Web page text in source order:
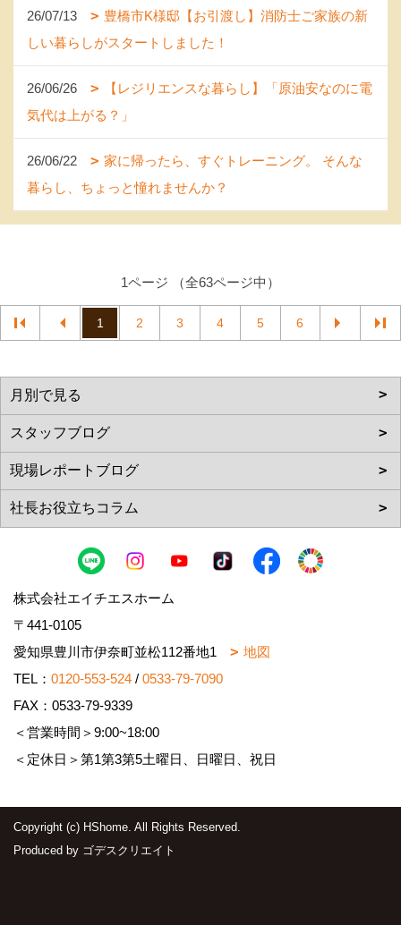
26/07/13
豊橋市K様邸【お引渡し】消防士ご家族の新
しい暮らしがスタートしました！
26/06/26
【レジリエンスな暮らし】「原油安なのに電
気代は上がる？」
26/06/22
家に帰ったら、すぐトレーニング。 そんな
暮らし、ちょっと憧れませんか？
1ページ （全63ページ中）
1 2 3 4 5 6
株式会社エイチエスホーム
〒441-0105
愛知県豊川市伊奈町並松112番地1
地図
TEL： 0120-553-524 / 0533-79-7090
FAX：0533-79-9339
＜営業時間＞9:00~18:00
＜定休日＞第1第3第5土曜日、日曜日、祝日
Copyright (c) HShome. All Rights Reserved.
Produced by ゴデスクリエイト